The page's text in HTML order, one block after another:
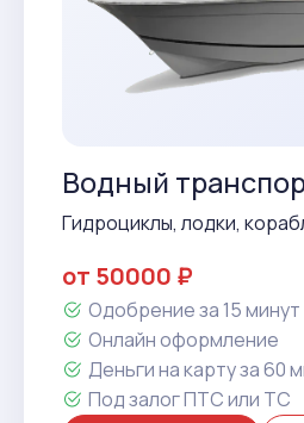
Водный
Гидроциклы, лодки,
от 50000 ₽
Одобрение за 15 минут
Онлайн оформление
Деньги на карту за 60
Под залог ПТС или ТС